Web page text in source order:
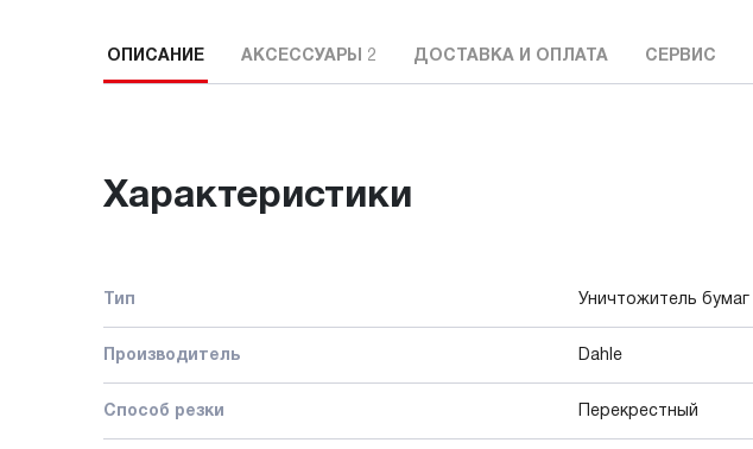
ОПИСАНИЕ АКСЕССУАРЫ 2 ДОСТАВКА И ОПЛАТА СЕРВИС
Характеристики
Тип Уничтожитель бумаг
Производитель Dahle
Способ резки Перекрестный